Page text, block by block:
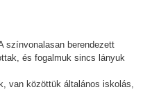
színvonalasan berendezett
és fogalmuk sincs lányuk
van közöttük általános iskolás,